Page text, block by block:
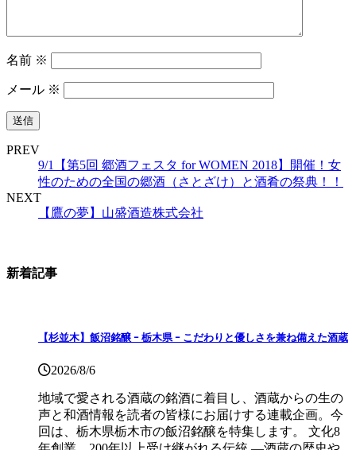
名前 ※
メール ※
PREV
9/1【第5回 郷酒フェスタ for WOMEN 2018】開催！女
性のための全国の郷酒（さとざけ）と酒肴の祭典！！
NEXT
【鷹の夢】山盛酒造株式会社
新着記事
【杉並木】飯沼銘醸 ｰ 栃木県 ｰ こだわりと優しさを兼ね備えた酒蔵
2026/8/6
地域で愛される酒蔵の銘酒に着目し、酒蔵からの生の
声と和酒情報を読者の皆様にお届けする連載企画。今
回は、栃木県栃木市の飯沼銘醸を特集します。 文化8